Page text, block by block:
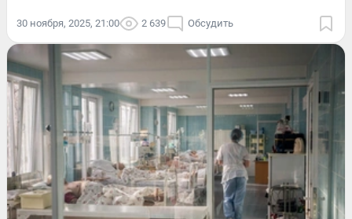
30 ноября, 2025, 21:00 2 639 Обсудить